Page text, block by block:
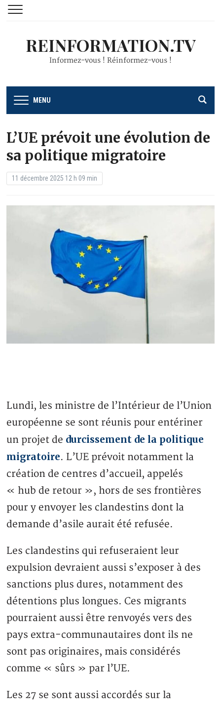
REINFORMATION.TV
Informez-vous ! Réinformez-vous !
MENU
L’UE prévoit une évolution de
sa politique migratoire
11 décembre 2025 12 h 09 min
Lundi, les ministre de l’Intérieur de l’Union
européenne se sont réunis pour entériner
un projet de durcissement de la politique
migratoire. L’UE prévoit notamment la
création de centres d’accueil, appelés
« hub de retour », hors de ses frontières
pour y envoyer les clandestins dont la
demande d’asile aurait été refusée.
Les clandestins qui refuseraient leur
expulsion devraient aussi s’exposer à des
sanctions plus dures, notamment des
détentions plus longues. Ces migrants
pourraient aussi être renvoyés vers des
pays extra-communautaires dont ils ne
sont pas originaires, mais considérés
comme « sûrs » par l’UE.
Les 27 se sont aussi accordés sur la